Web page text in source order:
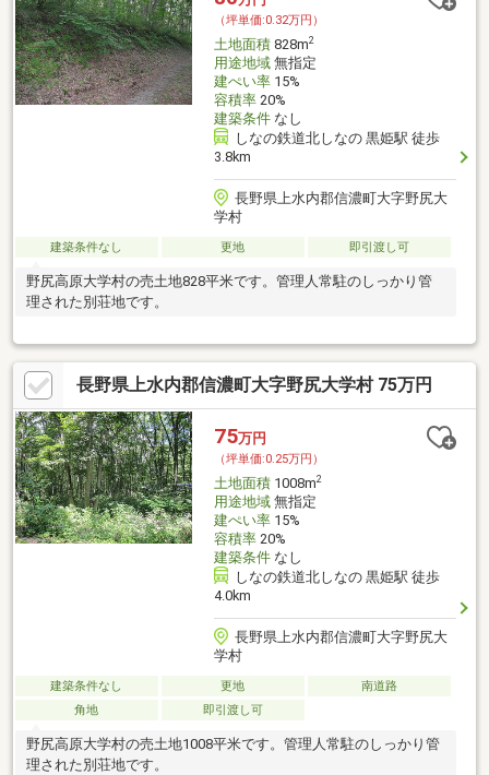
（坪単価:0.32万円）
土地面積828m2
用途地域無指定
建ぺい率15%
容積率20%
建築条件なし
しなの鉄道北しなの 黒姫駅 徒歩
3.8km
長野県上水内郡信濃町大字野尻大
学村
建築条件なし 更地 即引渡し可
野尻高原大学村の売土地828平米です。管理人常駐のしっかり管
理された別荘地です。
長野県上水内郡信濃町大字野尻大学村 75万円
75万円
（坪単価:0.25万円）
土地面積1008m2
用途地域無指定
建ぺい率15%
容積率20%
建築条件なし
しなの鉄道北しなの 黒姫駅 徒歩
4.0km
長野県上水内郡信濃町大字野尻大
学村
建築条件なし 更地
南道路
角地
即引渡し可
野尻高原大学村の売土地1008平米です。管理人常駐のしっかり管
理された別荘地です。